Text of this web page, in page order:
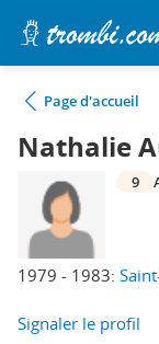
Page d'accueil
Nathalie
1979 - 1983:
9
Signaler le profil